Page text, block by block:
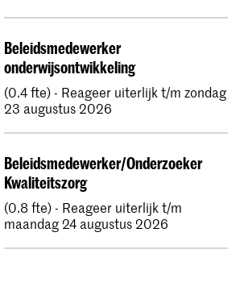
Beleidsmedewerker
onderwijsontwikkeling
(0.4 fte) - Reageer uiterlijk t/m zondag
23 augustus 2026
Beleidsmedewerker/Onderzoeker
Kwaliteitszorg
(0.8 fte) - Reageer uiterlijk t/m
maandag 24 augustus 2026